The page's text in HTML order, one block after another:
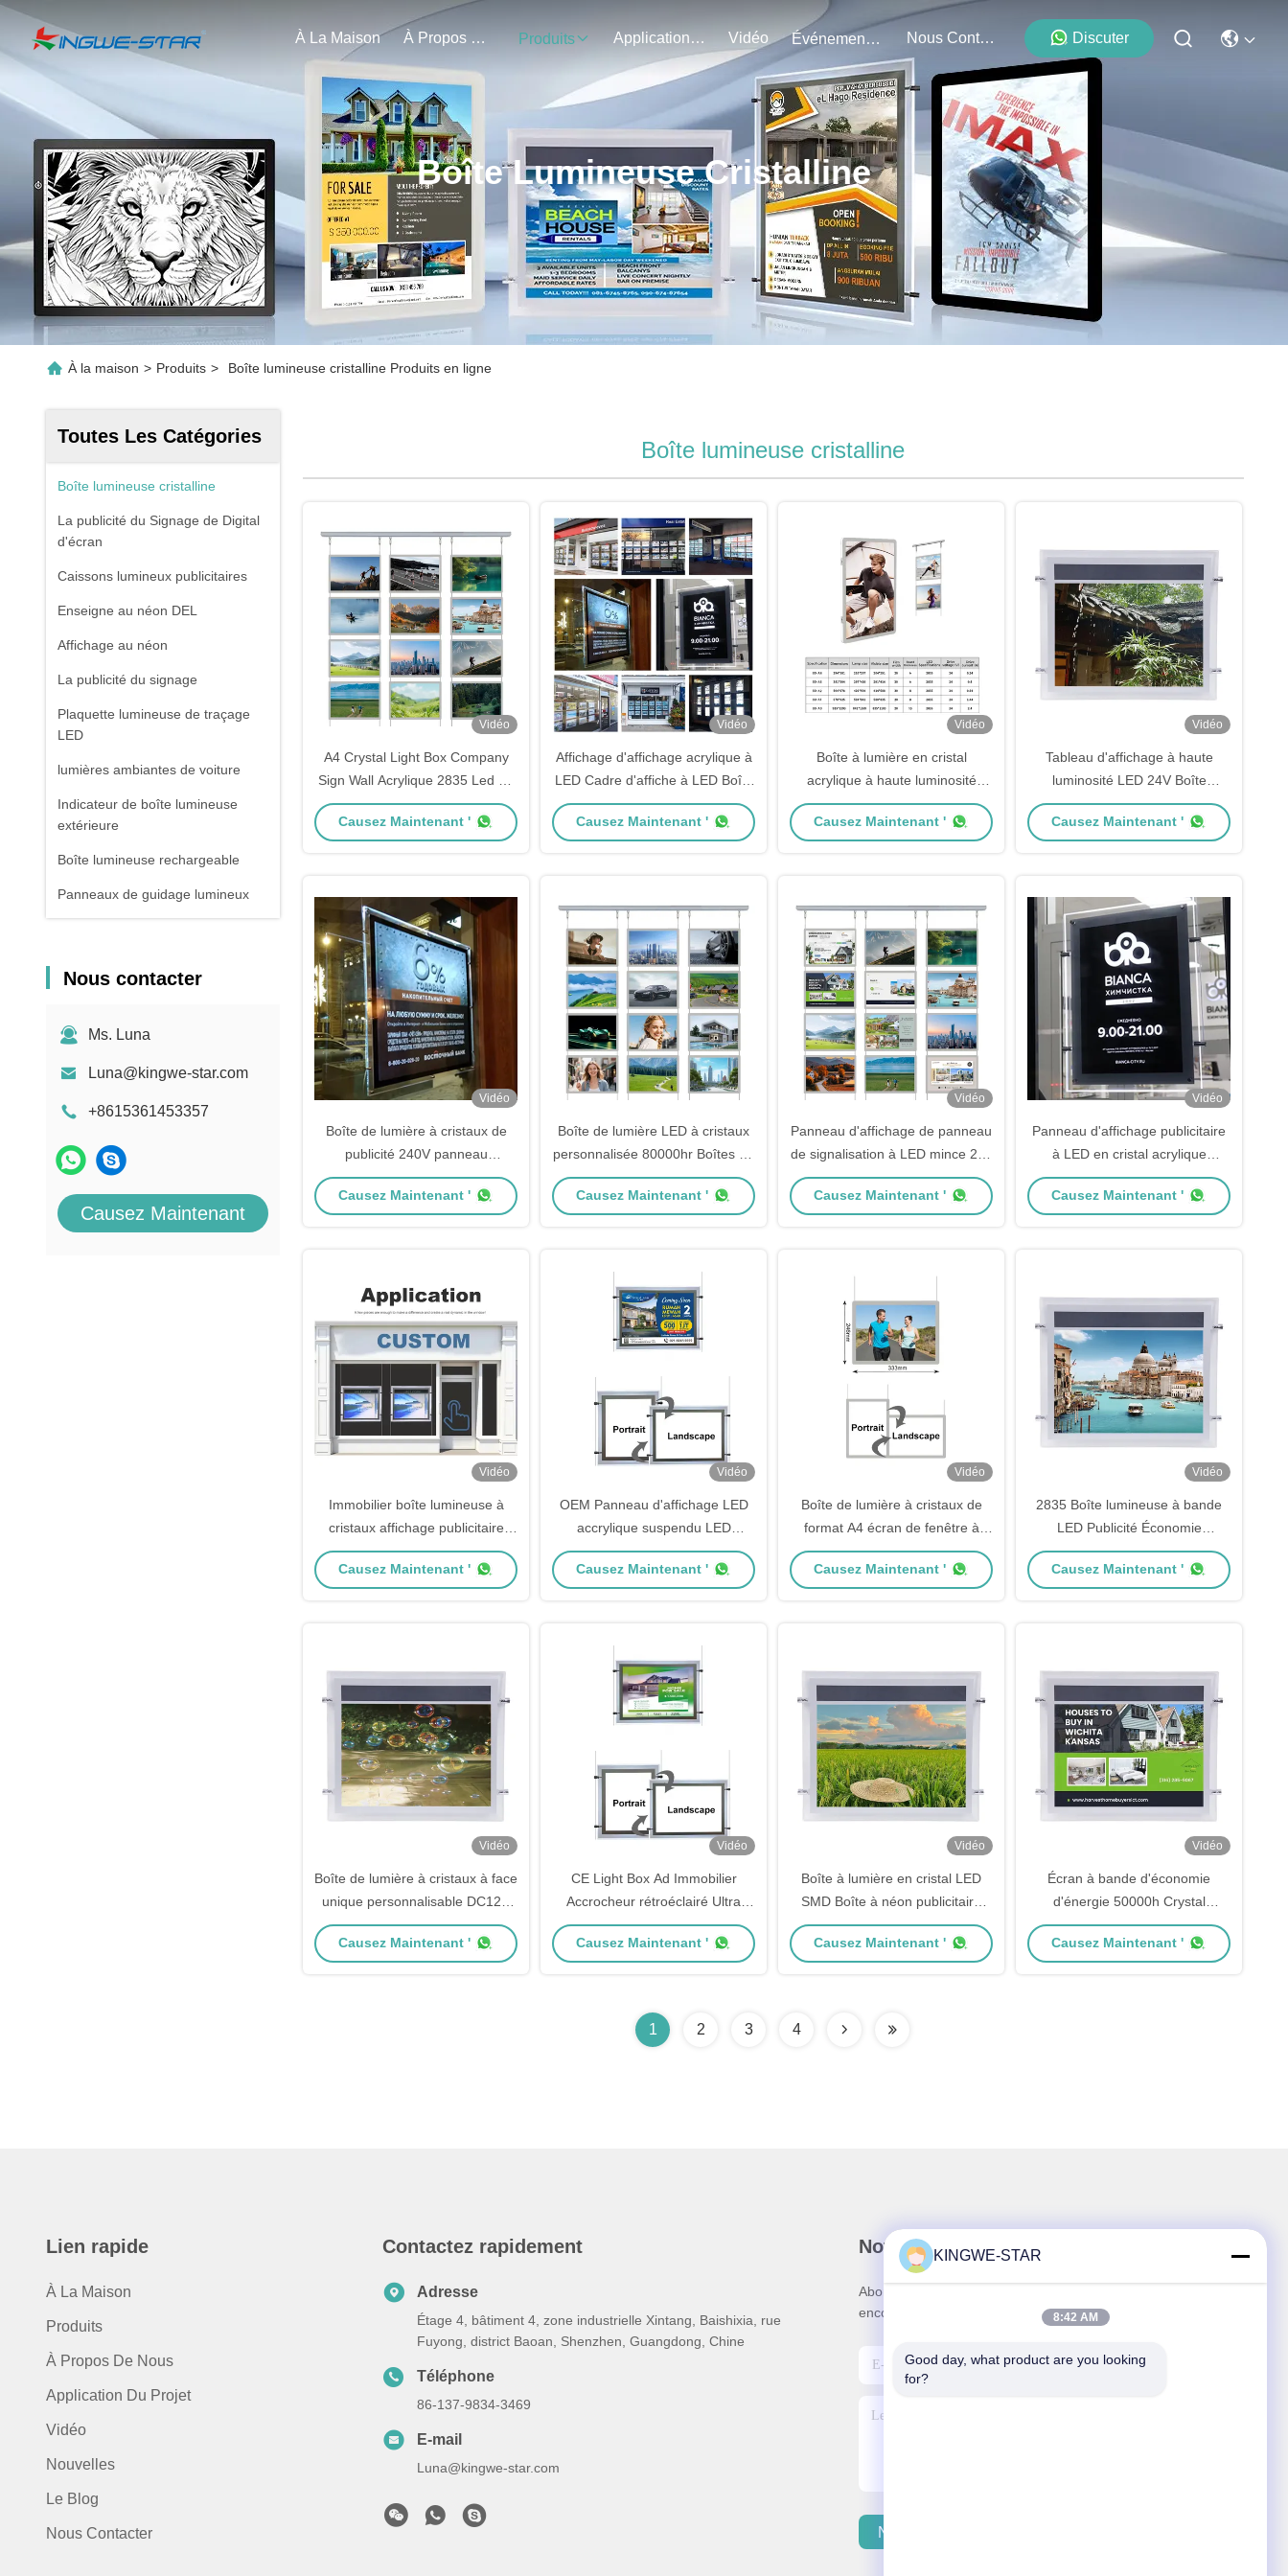
À La Maison À Propos De Nous Produits Application Du Projet Vidéo Événements Nous Contacter Discuter
Boîte Lumineuse Cristalline
À la maison > Produits > Boîte lumineuse cristalline Produits en ligne
Toutes Les Catégories
Boîte lumineuse cristalline
La publicité du Signage de Digital
d'écran
Caissons lumineux publicitaires
Enseigne au néon DEL
Affichage au néon
La publicité du signage
Plaquette lumineuse de traçage
LED
lumières ambiantes de voiture
Indicateur de boîte lumineuse
extérieure
Boîte lumineuse rechargeable
Panneaux de guidage lumineux
Nous contacter
Ms. Luna
Luna@kingwe-star.com
+8615361453357
Causez Maintenant
Boîte lumineuse cristalline
Vidéo
A4 Crystal Light Box Company
Sign Wall Acrylique 2835 Led La
boîte à lumière publicitaire
Causez Maintenant '
Vidéo
Affichage d'affichage acrylique à
LED Cadre d'affiche à LED Boîte
de lumière publicitaire en cristal
mince
Causez Maintenant '
Vidéo
Boîte à lumière en cristal
acrylique à haute luminosité
KWS-AP-20 rétroéclairée A4
5.76W
Causez Maintenant '
Vidéo
Tableau d'affichage à haute
luminosité LED 24V Boîte
lumineuse A4 cristalline avec
écran
Causez Maintenant '
Vidéo
Boîte de lumière à cristaux de
publicité 240V panneau
d'affichage LED pour affichage
de restaurant
Causez Maintenant '
Boîte de lumière LED à cristaux
personnalisée 80000hr Boîtes de
lumière publicitaires
rétroéclairées en acrylique clair
Causez Maintenant '
Vidéo
Panneau d'affichage de panneau
de signalisation à LED mince 210
x 297 mm
Causez Maintenant '
Vidéo
Panneau d'affichage publicitaire
à LED en cristal acrylique
extérieur
Causez Maintenant '
Vidéo
Immobilier boîte lumineuse à
cristaux affichage publicitaire
écran LED panneau d'affichage
RoHS
Causez Maintenant '
Vidéo
OEM Panneau d'affichage LED
accrylique suspendu LED
cristallin LED ultra mince LED
Light Box Tracing Pad
Causez Maintenant '
Vidéo
Boîte de lumière à cristaux de
format A4 écran de fenêtre à
cristaux
Causez Maintenant '
Vidéo
2835 Boîte lumineuse à bande
LED Publicité Économie
d'énergie Boîte lumineuse à
cristaux LED Affichage DC12V
Causez Maintenant '
Vidéo
Boîte de lumière à cristaux à face
unique personnalisable DC12V
DC24V
Causez Maintenant '
Vidéo
CE Light Box Ad Immobilier
Accrocheur rétroéclairé Ultra
Thin Crystal Light Box Affichage
5,76 Watt
Causez Maintenant '
Vidéo
Boîte à lumière en cristal LED
SMD Boîte à néon publicitaire
argentée 2835 Panneau
acrylique à bande LED
Causez Maintenant '
Vidéo
Écran à bande d'économie
d'énergie 50000h Crystal
Lightbox avec panneau acrylique
Causez Maintenant '
1 2 3 4
Lien rapide
À La Maison
Produits
À Propos De Nous
Application Du Projet
Vidéo
Nouvelles
Le Blog
Nous Contacter
Contactez rapidement
Adresse
Étage 4, bâtiment 4, zone industrielle Xintang, Baishixia, rue
Fuyong, district Baoan, Shenzhen, Guangdong, Chine
Téléphone
86-137-9834-3469
E-mail
Luna@kingwe-star.com
Notre newsletter
Abonnez-vous à notre newsletter pour des réductions et plus
encore.
Nous Contacter
KINGWE-STAR
8:42 AM
Good day, what product are you looking
for?